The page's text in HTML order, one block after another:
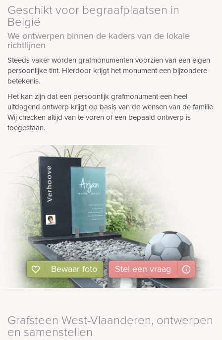
Geschikt voor begraafplaatsen in
België
We ontwerpen binnen de kaders van de lokale
richtlijnen
Steeds vaker worden grafmonumenten voorzien van een eigen
persoonlijke tint. Hierdoor krijgt het monument een bijzondere
betekenis.
Het kan zijn dat een persoonlijk grafmonument een heel
uitdagend ontwerp krijgt op basis van de wensen van de familie.
Wij checken altijd van te voren of een bepaald ontwerp is
toegestaan.
Bewaar foto Stel een vraag
Grafsteen West-Vlaanderen, ontwerpen
en samenstellen